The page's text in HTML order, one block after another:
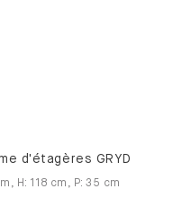
d'étagères GRYD
, H : 118 cm , P:35 cm